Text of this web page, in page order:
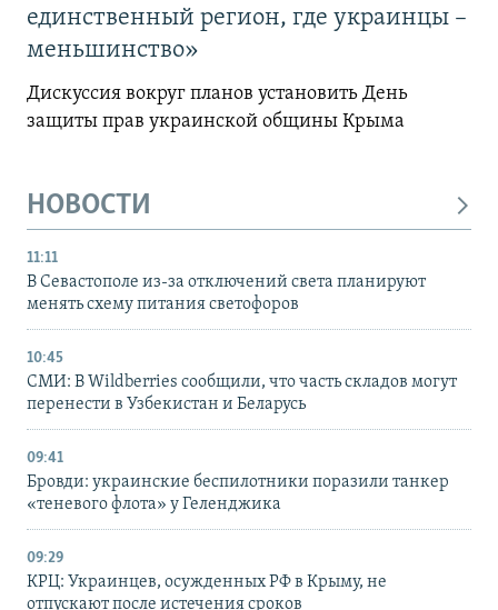
единственный регион, где украинцы –
меньшинство»
Дискуссия вокруг планов установить День
защиты прав украинской общины Крыма
НОВОСТИ
11:11
В Севастополе из-за отключений света планируют
менять схему питания светофоров
10:45
СМИ: В Wildberries сообщили, что часть складов могут
перенести в Узбекистан и Беларусь
09:41
Бровди: украинские беспилотники поразили танкер
«теневого флота» у Геленджика
09:29
КРЦ: Украинцев, осужденных РФ в Крыму, не
отпускают после истечения сроков